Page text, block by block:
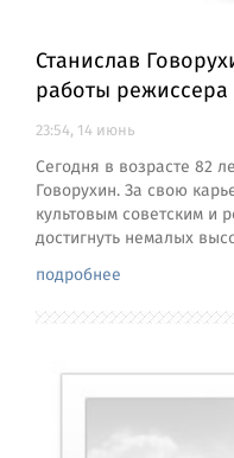
Станислав
работы
23:54, 14 июнь
Сегодня в возрасте 82
Говорухин. За свою
культовым советским и
достигнуть немалых
подробнее